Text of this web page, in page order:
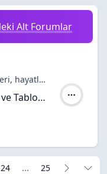
Alt Forumlar
Ünlü ressamların resimleri, hayatları ve sözleri; Picasso, Dali, Van Gogh, Da Vinci, Miro, Renoir, Monet gibi usta ressam hakkında sanat, yağlıboya tablo.
Ünlü Türk Ressamları ve Tabloları
24 ... 25